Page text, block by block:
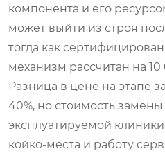
компонента и его
может выйти из строя
тогда как
механизм рассчитан на
Разница в цене на этапе
40%, но стоимость
эксплуатируемой
койко-места и работу